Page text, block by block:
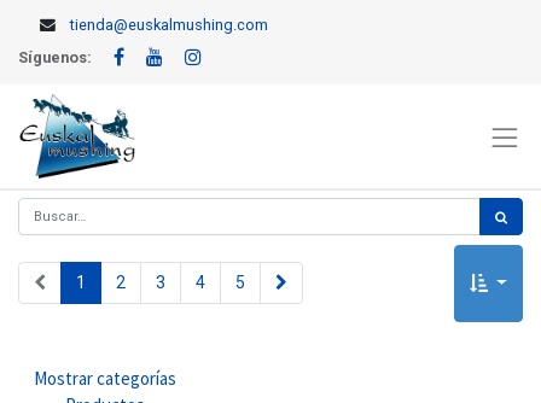
tienda@euskalmushing.com
Síguenos:
1 2 3 4 5
Mostrar categorías